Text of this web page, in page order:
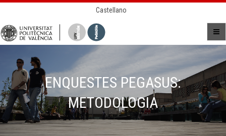
Castellano
ENQUESTES PEGASUS:
METODOLOGIA